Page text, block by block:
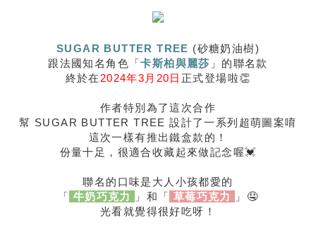
SUGAR BUTTER TREE (砂糖奶油樹)
跟法國知名角色「卡斯柏與麗莎 」的聯名款
終於在 2024年3月20日 正式登場啦👏
作者特別為了這次合作
幫 SUGAR BUTTER TREE 設計了一系列超萌圖案唷
這次一樣有推出鐵盒款的！
份量十足，很適合收藏起來做記念喔💓
聯名的口味是大人小孩都愛的
「 牛奶巧克力 」和「 草莓巧克力
」🤤
光看就覺得很好吃呀！